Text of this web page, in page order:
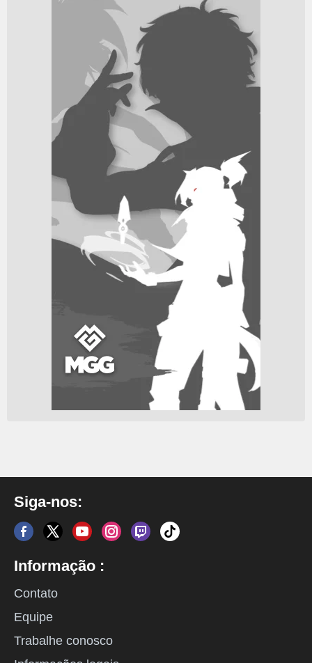
Siga-nos:
Informação :
Contato
Equipe
Trabalhe conosco